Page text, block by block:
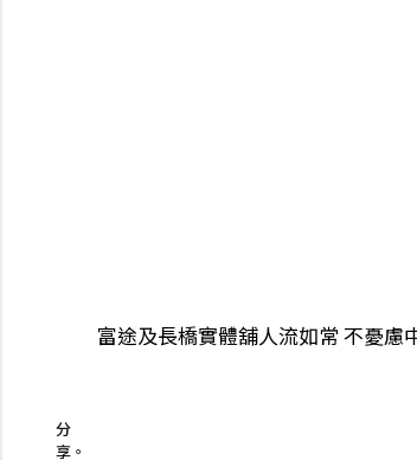
富途及長橋實體舖人流如常 不憂慮
分
享。